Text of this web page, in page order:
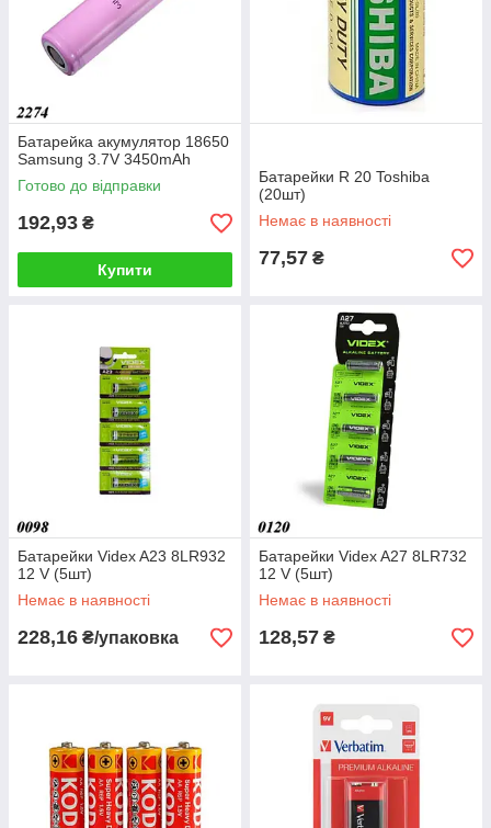
Батарейка акумулятор 18650
Samsung 3.7V 3450mAh
Готово до відправки
192,93 ₴
Купити
Батарейки R 20 Toshiba
(20шт)
Немає в наявності
77,57 ₴
Батарейки Videx A23 8LR932
12 V (5шт)
Немає в наявності
228,16 ₴/упаковка
Батарейки Videx A27 8LR732
12 V (5шт)
Немає в наявності
128,57 ₴